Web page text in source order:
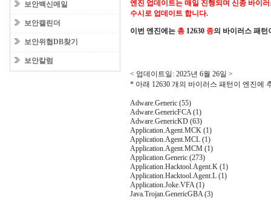
보안백신메일
보안캘린더
보안위협DB찾기
보안칼럼
엔진 업데이트는 매일 진행되며 신종 바이
수시로 업데이트 합니다.
이번 엔진에는 총 12630 종의 바이러스 패턴
< 업데이트일: 2025년 6월 26일 >
* 아래 12630 개의 바이러스 패턴이 엔진에
Adware.Generic (55)
Adware.GenericFCA (1)
Adware.GenericKD (63)
Application.Agent.MCK (1)
Application.Agent.MCL (1)
Application.Agent.MCM (1)
Application.Generic (273)
Application.Hacktool.Agent.K (1)
Application.Hacktool.Agent.L (1)
Application.Joke.VFA (1)
Java.Trojan.GenericGBA (3)